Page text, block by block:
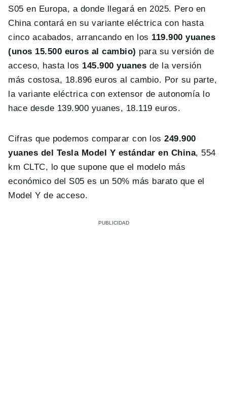
S05 en Europa, a donde llegará en 2025. Pero en
China contará en su variante eléctrica con hasta
cinco acabados, arrancando en los 119.900 yuanes
(unos 15.500 euros al cambio) para su versión de
acceso, hasta los 145.900 yuanes de la versión
más costosa, 18.896 euros al cambio. Por su parte,
la variante eléctrica con extensor de autonomía lo
hace desde 139.900 yuanes, 18.119 euros.
Cifras que podemos comparar con los249.900
yuanes del Tesla Model Y estándar en China, 554
km CLTC, lo que supone que el modelo más
económico del S05 es un 50% más barato que el
Model Y de acceso.